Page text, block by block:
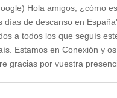
Hola amigos, ¿cómo
días de descanso en
a todos los que seguís
Estamos en Conexión y os
gracias por vuestra